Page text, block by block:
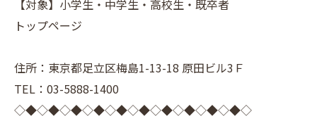
【対象】小学生・中学生・高校生・既卒者
トップページ
住所：東京都足立区梅島1-13-18 原田ビル3Ｆ
TEL：03-5888-1400
◇◆◇◆◇◆◇◆◇◆◇◆◇◆◇◆◇◆◇◆◇